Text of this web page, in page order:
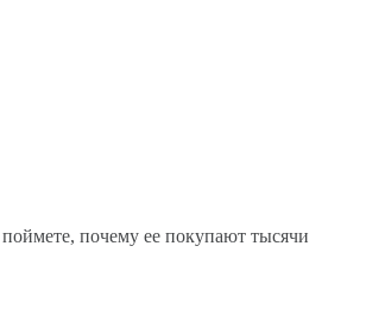
почему ее покупают тысячи